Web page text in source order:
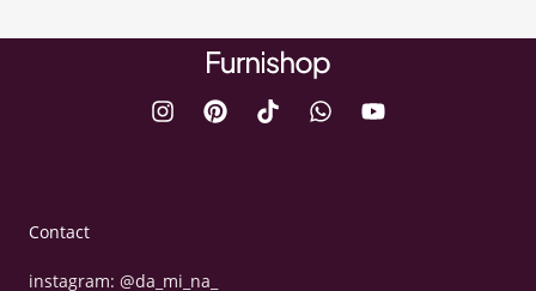
Contact
instagram: @da_mi_na_